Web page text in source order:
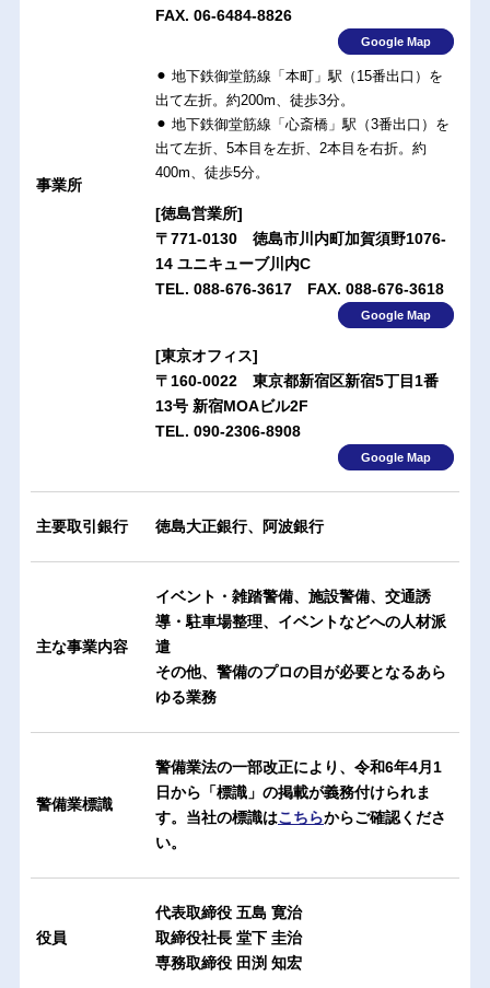
事業所
FAX. 06-6484-8826
Google Map
⚫︎ 地下鉄御堂筋線「本町」駅（15番出口）を
出て左折。約200m、徒歩3分。
⚫︎ 地下鉄御堂筋線「心斎橋」駅（3番出口）を
出て左折、5本目を左折、2本目を右折。約
400m、徒歩5分。
[徳島営業所]
〒771-0130 徳島市川内町加賀須野1076-
14 ユニキューブ川内C
TEL. 088-676-3617 FAX. 088-676-3618
Google Map
[東京オフィス]
〒160-0022 東京都新宿区新宿5丁目1番
13号 新宿MOAビル2F
TEL. 090-2306-8908
Google Map
主要取引銀行 徳島大正銀行、阿波銀行
主な事業内容
イベント・雑踏警備、施設警備、交通誘
導・駐車場整理、イベントなどへの人材派
遣
その他、警備のプロの目が必要となるあら
ゆる業務
警備業標識
警備業法の一部改正により、令和6年4月1
日から「標識」の掲載が義務付けられま
す。当社の標識はこちらからご確認くださ
い。
役員
代表取締役 五島 寛治
取締役社長 堂下 圭治
専務取締役 田渕 知宏